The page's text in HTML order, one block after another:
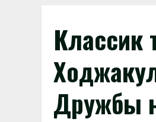
Классик
Дружбы